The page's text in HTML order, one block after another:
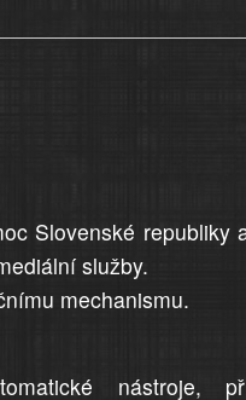
Slovenské republiky
služby.
mechanismu.
nástroje,